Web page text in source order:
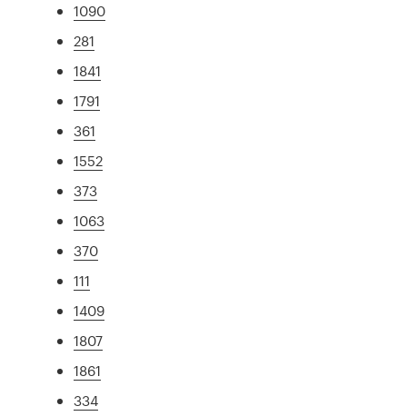
1090
281
1841
1791
361
1552
373
1063
370
111
1409
1807
1861
334